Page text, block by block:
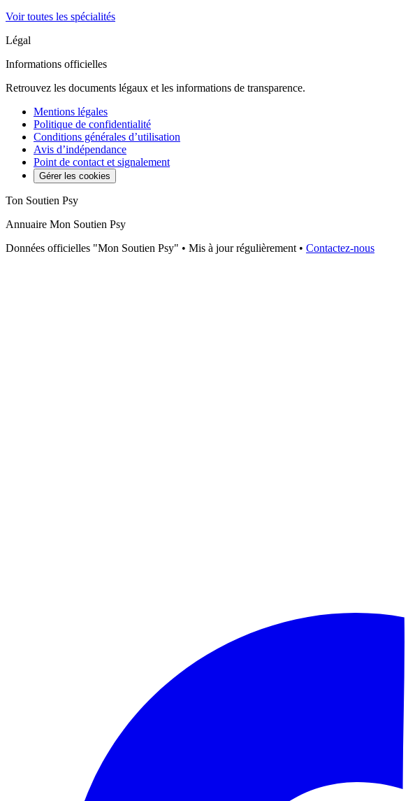
Voir toutes les spécialités
Légal
Informations officielles
Retrouvez les documents légaux et les informations de transparence.
Mentions légales
Politique de confidentialité
Conditions générales d’utilisation
Avis d’indépendance
Point de contact et signalement
Gérer les cookies
Ton Soutien Psy
Annuaire Mon Soutien Psy
Données officielles "Mon Soutien Psy" • Mis à jour régulièrement • Contactez-nous